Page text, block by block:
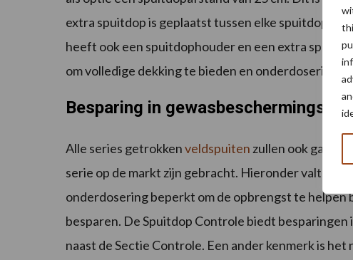
extra spuitdop is geplaatst tussen elke
heeft ook een spuitdophouder en een extra
om volledige dekking te bieden en onderdosering
Besparing in
Alle series getrokkenveldspuiten zullen ook gaan
serie op de markt zijn gebracht. Hieronder valt de
onderdosering beperkt om de opbrengst te
besparen. De Spuitdop Controle biedt
naast de Sectie Controle. Een ander kenmerk is